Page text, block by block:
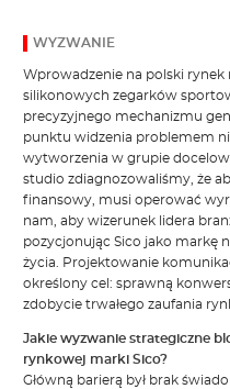
WYZWANIE
Wprowadzenie na polski
silikonowych zegarków
precyzyjnego mechanizmu
punktu widzenia problemem
wytworzenia w grupie
studio zdiagnozowaliśmy, że
finansowy, musi operować
nam, aby wizerunek lidera
pozycjonując Sico jako markę
życia. Projektowanie
określony cel: sprawną
zdobycie trwałego zaufania
Jakie wyzwanie strategiczne
rynkowej marki Sico?
Główną barierą był brak